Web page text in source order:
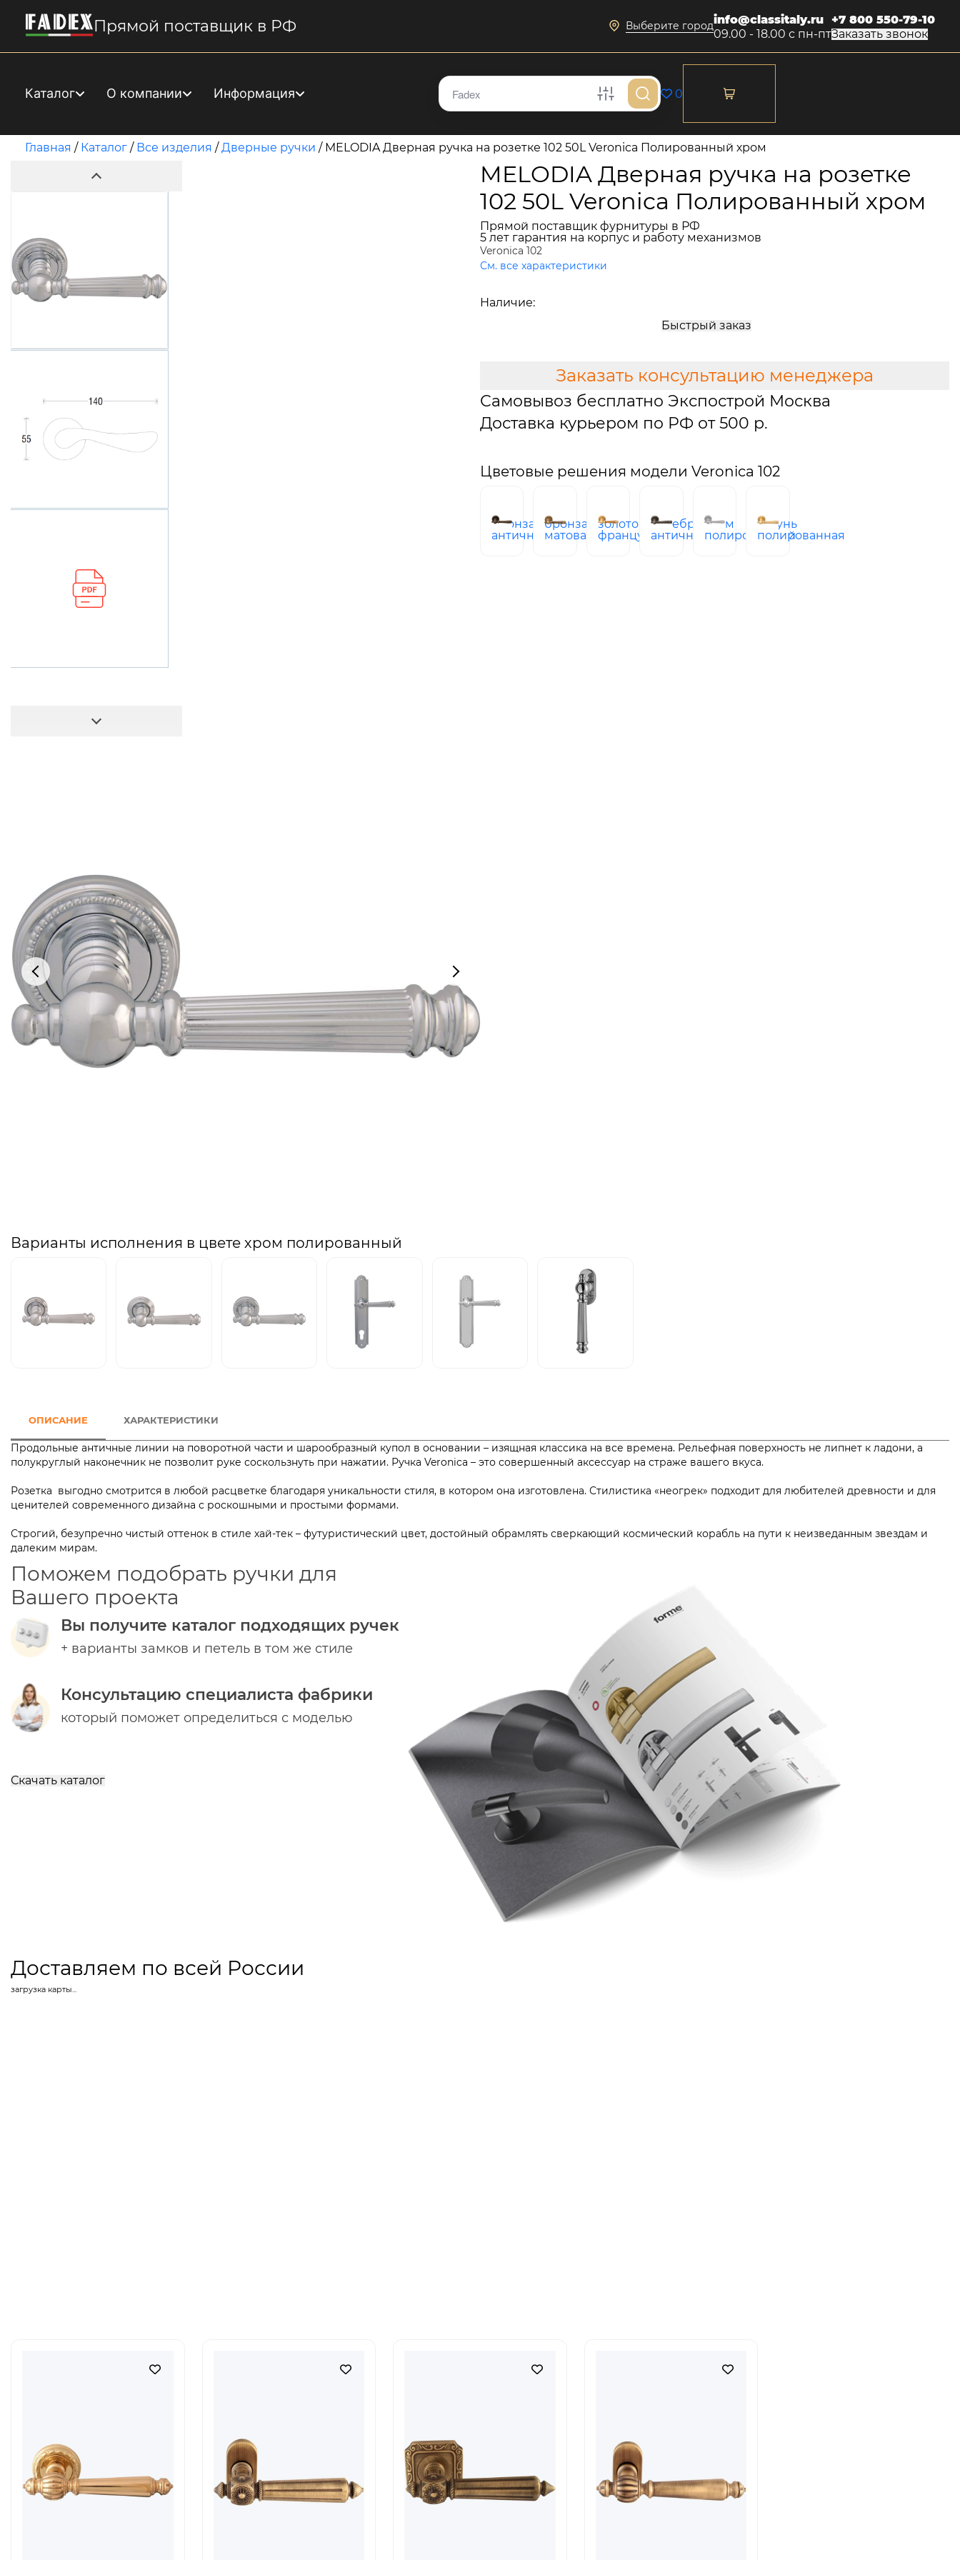
Прямой поставщик в РФ Выберите городinfo@classitaly.ru
09.00 - 18.00 с пн-пт
+7 800 550-79-10
Заказать звонок
Каталог О компании Информация 0
Главная / Каталог / Все изделия /Дверные ручки / MELODIA Дверная ручка на розетке 102 50L Veronica Полированный хром
MELODIA Дверная ручка на розетке
102 50L Veronica Полированный хром
Прямой поставщик фурнитуры в РФ
5 лет гарантия на корпус и работу механизмов
Veronica 102
См. все характеристики
Наличие:
Быстрый заказ
Заказать консультацию менеджера
Самовывоз бесплатно Экспострой Москва
Доставка курьером по РФ от 500 р.
Цветовые решения модели Veronica 102
бронза
античная
бронза
матовая
золото
французское
серебро
античное
хром
полированный
латунь
полированная
Варианты исполнения в цвете хром полированный
ОПИСАНИЕ ХАРАКТЕРИСТИКИ
Продольные античные линии на поворотной части и шарообразный купол в основании – изящная классика на все времена. Рельефная поверхность не липнет к ладони, а
полукруглый наконечник не позволит руке соскользнуть при нажатии. Ручка Veronica – это совершенный аксессуар на страже вашего вкуса.
Розетка выгодно смотрится в любой расцветке благодаря уникальности стиля, в котором она изготовлена. Стилистика «неогрек» подходит для любителей древности и для
ценителей современного дизайна с роскошными и простыми формами.
Строгий, безупречно чистый оттенок в стиле хай-тек – футуристический цвет, достойный обрамлять сверкающий космический корабль на пути к неизведанным звездам и
далеким мирам.
Поможем подобрать ручки для
Вашего проекта
Вы получите каталог подходящих ручек
+ варианты замков и петель в том же стиле
Консультацию специалиста фабрики
который поможет определиться с моделью
Скачать каталог
Доставляем по всей России
загрузка карты...